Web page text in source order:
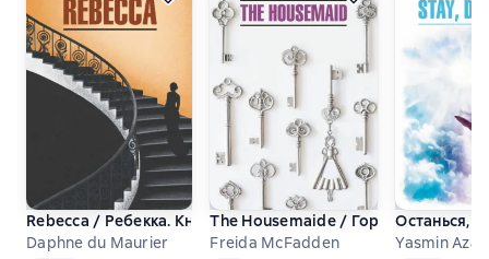
Rebecca / Ребекка. Книга для чтения на английском языке
Daphne du Maurier
The Housemaide / Горничная.
Freida McFadden
Останься,
Yasmin Azad